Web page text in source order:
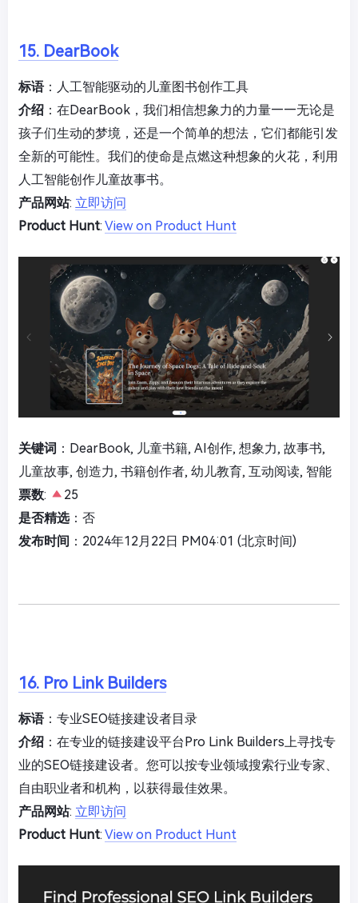
15. DearBook
标语：人工智能驱动的儿童图书创作工具
介绍 ：在DearBook，我们相信想象力的力量——无论是
孩子们生动的梦境，还是一个简单的想法，它们都能引发
全新的可能性。我们的使命是点燃这种想象的火花，利用
人工智能创作儿童故事书。
产品网站: 立即访问
Product Hunt: View on Product Hunt
关键词 ：DearBook, 儿童书籍, AI创作, 想象力, 故事书,
儿童故事, 创造力, 书籍创作者, 幼儿教育, 互动阅读, 智能
票数:
25
是否精选：否
发布时间 ：2024年12月22日 PM04:01 (北京时间)
16. Pro Link Builders
标语：专业SEO链接建设者目录
介绍 ：在专业的链接建设平台Pro Link Builders上寻找专
业的SEO链接建设者。您可以按专业领域搜索行业专家、
自由职业者和机构，以获得最佳效果。
产品网站: 立即访问
Product Hunt: View on Product Hunt